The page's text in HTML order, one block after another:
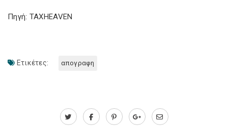
Πηγή: TAXHEAVEN
Ετικέτες: απογραφη